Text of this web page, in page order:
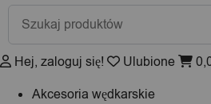
Wyszukiwarka
produktów
Hej, zaloguj się! Ulubione
Akcesoria wędkarskie